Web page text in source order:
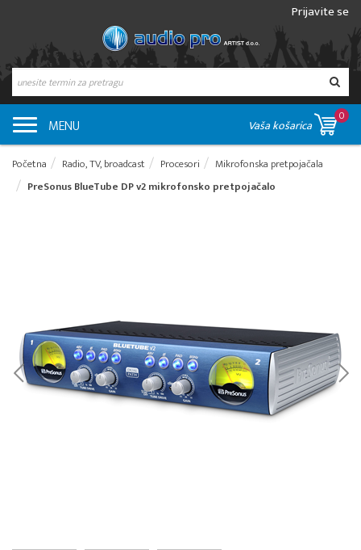
Prijavite se
MENU Vaša košarica
0
Početna Radio, TV, broadcast Procesori
Mikrofonska pretpojačala
PreSonus BlueTube DP v2 mikrofonsko pretpojačalo